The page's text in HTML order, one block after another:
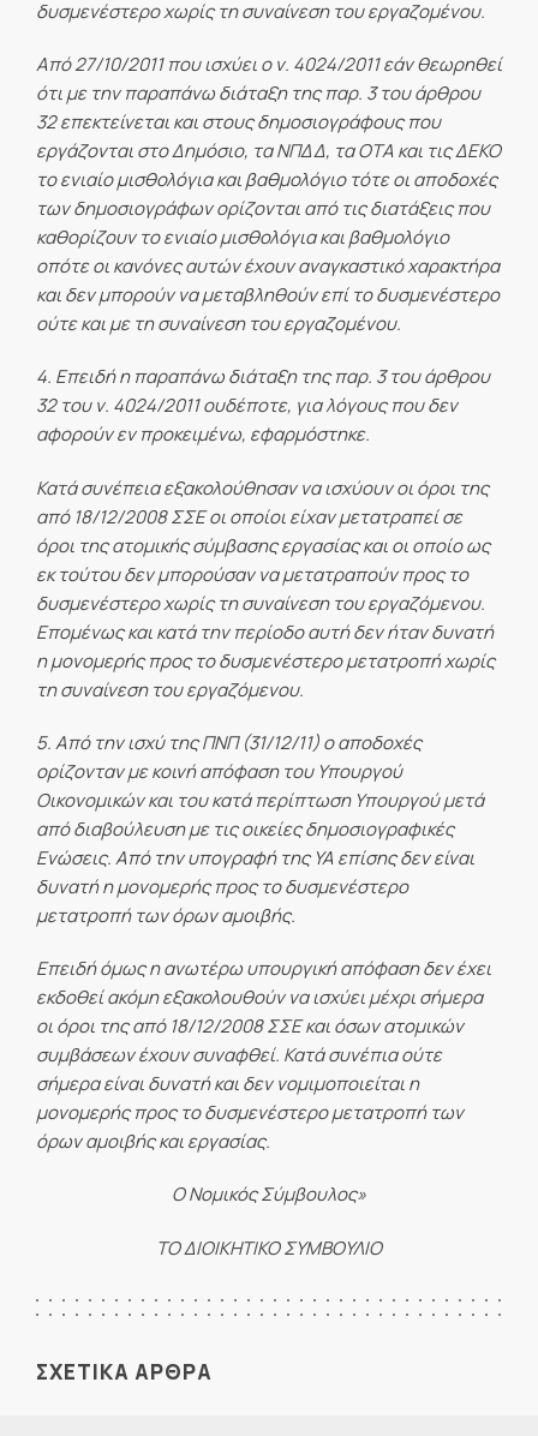
δυσμενέστερο χωρίς τη συναίνεση του εργαζομένου.
Από 27/10/2011 που ισχύει ο ν. 4024/2011 εάν θεωρηθεί
ότι με την παραπάνω διάταξη της παρ. 3 του άρθρου
32 επεκτείνεται και στους δημοσιογράφους που
εργάζονται στο Δημόσιο, τα ΝΠΔΔ, τα ΟΤΑ και τις ΔΕΚΟ
το ενιαίο μισθολόγια και βαθμολόγιο τότε οι αποδοχές
των δημοσιογράφων ορίζονται από τις διατάξεις που
καθορίζουν το ενιαίο μισθολόγια και βαθμολόγιο
οπότε οι κανόνες αυτών έχουν αναγκαστικό χαρακτήρα
και δεν μπορούν να μεταβληθούν επί το δυσμενέστερο
ούτε και με τη συναίνεση του εργαζομένου.
4. Επειδή η παραπάνω διάταξη της παρ. 3 του άρθρου
32 του ν. 4024/2011 ουδέποτε, για λόγους που δεν
αφορούν εν προκειμένω, εφαρμόστηκε.
Κατά συνέπεια εξακολούθησαν να ισχύουν οι όροι της
από 18/12/2008 ΣΣΕ οι οποίοι είχαν μετατραπεί σε
όροι της ατομικής σύμβασης εργασίας και οι οποίο ως
εκ τούτου δεν μπορούσαν να μετατραπούν προς το
δυσμενέστερο χωρίς τη συναίνεση του εργαζόμενου.
Επομένως και κατά την περίοδο αυτή δεν ήταν δυνατή
η μονομερής προς το δυσμενέστερο μετατροπή χωρίς
τη συναίνεση του εργαζόμενου.
5. Από την ισχύ της ΠΝΠ (31/12/11) ο αποδοχές
ορίζονταν με κοινή απόφαση του Υπουργού
Οικονομικών και του κατά περίπτωση Υπουργού μετά
από διαβούλευση με τις οικείες δημοσιογραφικές
Ενώσεις. Από την υπογραφή της ΥΑ επίσης δεν είναι
δυνατή η μονομερής προς το δυσμενέστερο
μετατροπή των όρων αμοιβής.
Επειδή όμως η ανωτέρω υπουργική απόφαση δεν έχει
εκδοθεί ακόμη εξακολουθούν να ισχύει μέχρι σήμερα
οι όροι της από 18/12/2008 ΣΣΕ και όσων ατομικών
συμβάσεων έχουν συναφθεί. Κατά συνέπια ούτε
σήμερα είναι δυνατή και δεν νομιμοποιείται η
μονομερής προς το δυσμενέστερο μετατροπή των
όρων αμοιβής και εργασίας.
Ο Νομικός Σύμβουλος»
ΤΟ ΔΙΟΙΚΗΤΙΚΟ ΣΥΜΒΟΥΛΙΟ
ΣΧΕΤΙΚΑ ΑΡΘΡΑ